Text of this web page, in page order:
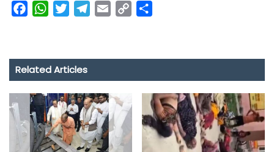
e
b
o
k
W
t
s
p
p
t
t
r
e
a
m
i
y
n
r
Related Articles